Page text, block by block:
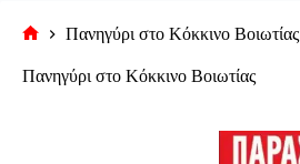
σελίδα
Πανηγύρι στο Κόκκινο Βοιωτίας
Πανηγύρι στο Κόκκινο Βοιωτίας